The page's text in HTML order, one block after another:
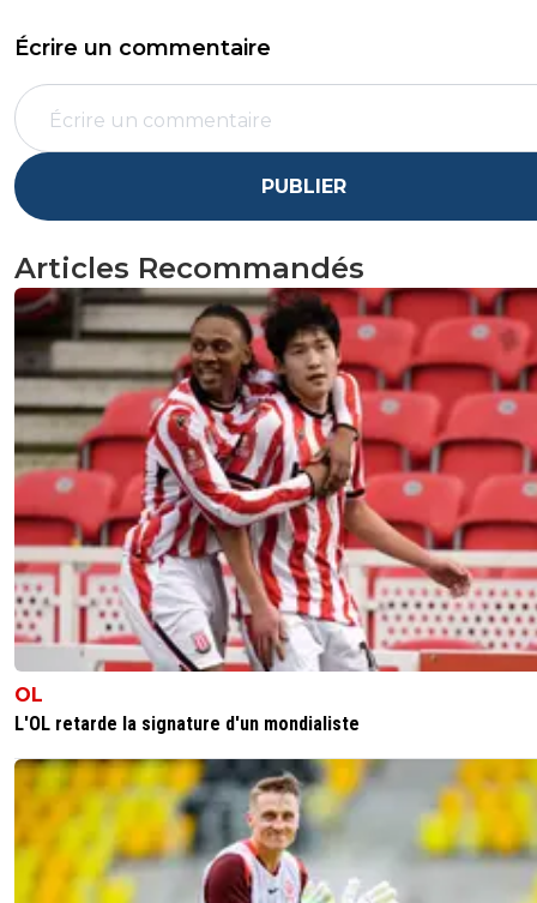
Écrire un commentaire
PUBLIER
Articles Recommandés
OL
L'OL retarde la signature d'un mondialiste